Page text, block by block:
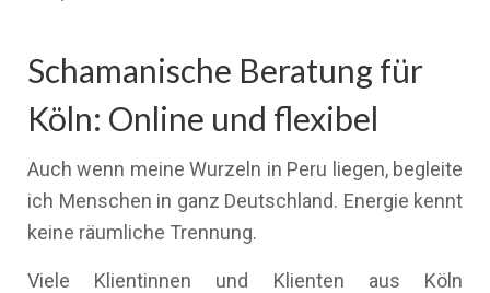
Schamanische Beratung für
Köln: Online und flexibel
Auch wenn meine Wurzeln in Peru liegen, begleite
ich Menschen in ganz Deutschland. Energie kennt
keine räumliche Trennung.
Viele Klientinnen und Klienten aus Köln